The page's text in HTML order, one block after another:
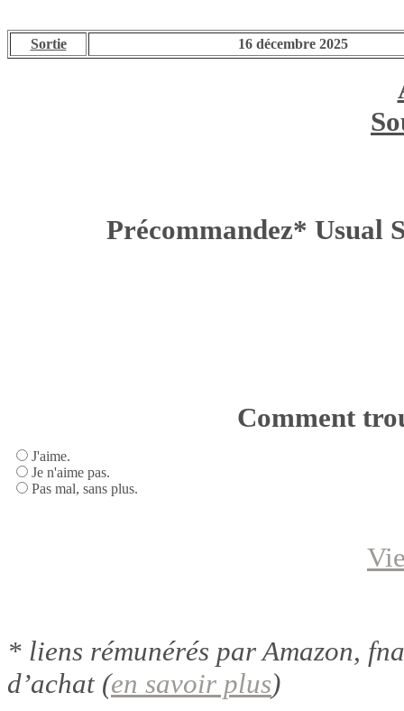
Sortie 16 décembre 2025
Précommandez* Usual
Comment
J'aime.
Je n'aime pas.
Pas mal, sans plus.
* liens rémunérés par Amazon,
d’achat (en savoir plus)